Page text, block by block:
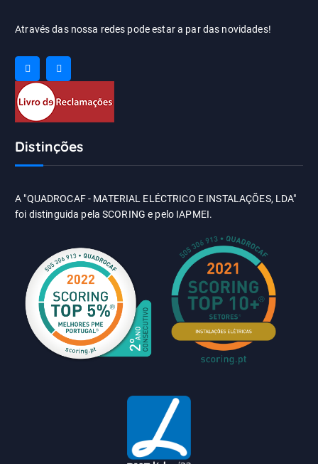
Através das nossa redes pode estar a par das novidades!
Distinções
A "QUADROCAF - MATERIAL ELÉCTRICO E INSTALAÇÕES, LDA"
foi distinguida pela SCORING e pelo IAPMEI.